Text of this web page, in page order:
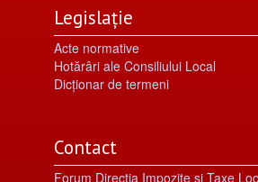
Legislație
Acte normative
Hotărâri ale Consiliului Local
Dicționar de termeni
Contact
Forum Direcția Impozite și Taxe